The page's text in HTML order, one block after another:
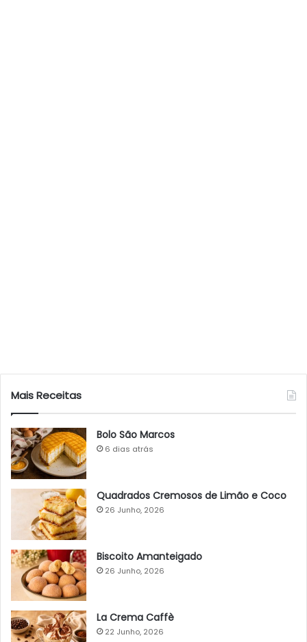
Mais Receitas
Bolo São Marcos
6 dias atrás
Quadrados Cremosos de Limão e Coco
26 Junho, 2026
Biscoito Amanteigado
26 Junho, 2026
La Crema Caffè
22 Junho, 2026